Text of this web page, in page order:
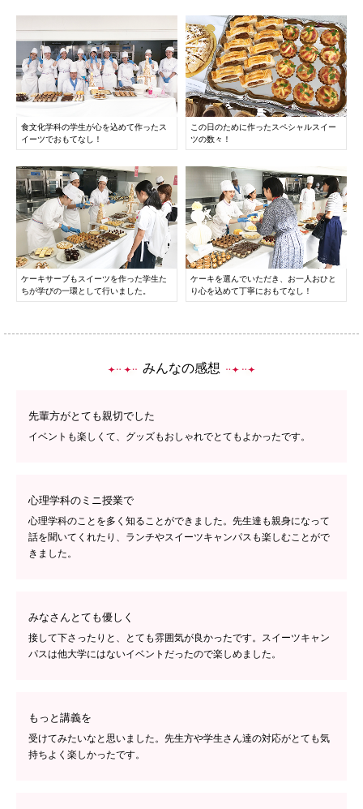
BCCS 梅花メール 入学前プログラム
PHOTO
食文化学科の学生が心を込めて作ったス
イーツでおもてなし！
この日のために作ったスペシャルスイー
ツの数々！
PHOTO
ケーキサーブもスイーツを作った学生た
ちが学びの一環として行いました。
ケーキを選んでいただき、お一人おひと
り心を込めて丁寧におもてなし！
みんなの感想
先輩方がとても親切でした
イベントも楽しくて、グッズもおしゃれでとてもよかったです。
心理学科のミニ授業で
心理学科のことを多く知ることができました。先生達も親身になって
話を聞いてくれたり、ランチやスイーツキャンパスも楽しむことがで
きました。
みなさんとても優しく
接して下さったりと、とても雰囲気が良かったです。スイーツキャン
パスは他大学にはないイベントだったので楽しめました。
もっと講義を
受けてみたいなと思いました。先生方や学生さん達の対応がとても気
持ちよく楽しかったです。